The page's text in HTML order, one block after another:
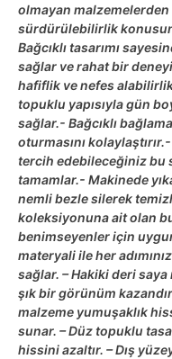
olmayan
sürdürülebilirlik
Bağcıklı tasarımı
sağlar ve rahat bir
hafiflik ve nefes
topuklu yapısıyla gün
sağlar.- Bağcıklı
oturmasını
tercih edebileceğiniz bu
tamamlar.- Makinede
nemli bezle silerek
koleksiyonuna ait olan
benimseyenler için
materyali ile her
sağlar. – Hakiki deri saya
şık bir görünüm
malzeme yumuşaklık
sunar. – Düz topuklu
hissini azaltır. – Dış